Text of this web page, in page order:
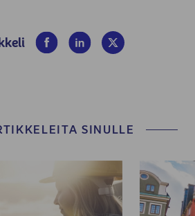
(opens in new window)
(opens in new window)
(opens in new
SINULLE